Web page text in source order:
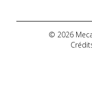
YOUTUBE
POLITIQUE DE
© 2026